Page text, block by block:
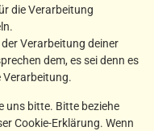
die Verarbeitung
Verarbeitung deiner
dem, es sei denn es
Verarbeitung.
uns bitte. Bitte beziehe
Cookie-Erklärung. Wenn